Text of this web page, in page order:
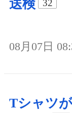
送検
32
08月07日
Tシャツ